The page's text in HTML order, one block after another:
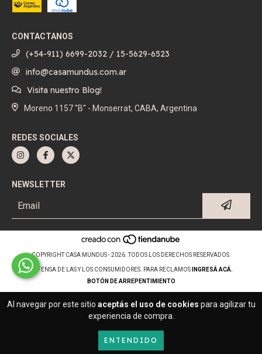
Al navegar por este sitio aceptás el uso de cookies para agilizar tu
experiencia de compra.
ENTENDIDO
CONTACTANOS
(+54-911) 6699-2032 / 15-5629-6523
info@casamundus.com.ar
Visita nuestro Blog!
Moreno 1157 "B" - Monserrat, CABA, Argentina
REDES SOCIALES
NEWSLETTER
COPYRIGHT CASA MUNDUS - 2026. TODOS LOS DERECHOS RESERVADOS.
DEFENSA DE LAS Y LOS CONSUMIDORES. PARA RECLAMOS
INGRESÁ ACÁ.
BOTÓN DE ARREPENTIMIENTO